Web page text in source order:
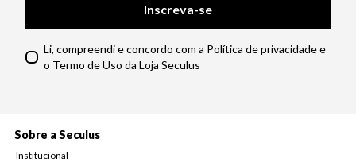
Inscreva-se
Li, compreendi e concordo com a Política de privacidade e
o Termo de Uso da Loja Seculus
Sobre a Seculus
Institucional